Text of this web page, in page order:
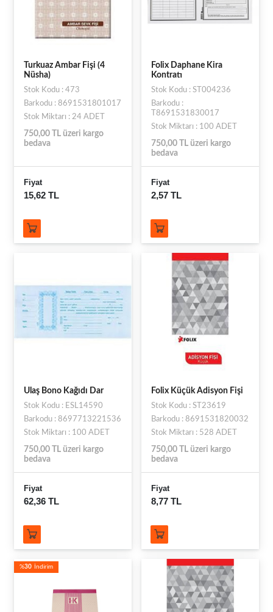
Turkuaz Ambar Fişi (4
Nüsha)
Stok Kodu : 473
Barkodu : 8691531801017
Stok Miktarı : 24 ADET
750,00 TL üzeri kargo
bedava
Fiyat
15,62 TL
Folix Daphane Kira
Kontratı
Stok Kodu : ST004236
Barkodu :
T8691531830017
Stok Miktarı : 100 ADET
750,00 TL üzeri kargo
bedava
Fiyat
2,57 TL
Ulaş Bono Kağıdı Dar
Stok Kodu : ESL14590
Barkodu : 8697713221536
Stok Miktarı : 100 ADET
750,00 TL üzeri kargo
bedava
Fiyat
62,36 TL
Folix Küçük Adisyon Fişi
Stok Kodu : ST23619
Barkodu : 8691531820032
Stok Miktarı : 528 ADET
750,00 TL üzeri kargo
bedava
Fiyat
8,77 TL
%30 İndirim